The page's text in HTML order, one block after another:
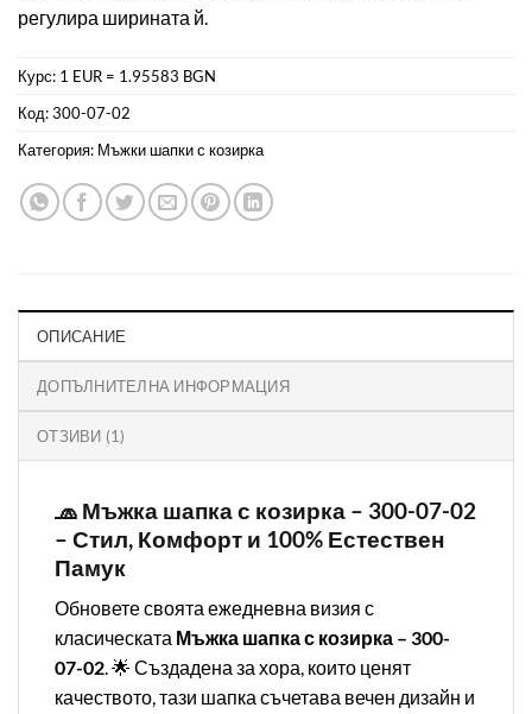
регулира ширината й.
Курс: 1 EUR = 1.95583 BGN
Код:300-07-02
Категория: Мъжки шапки с козирка
ОПИСАНИЕ
ДОПЪЛНИТЕЛНА ИНФОРМАЦИЯ
ОТЗИВИ (1)
🧢 Мъжка шапка с козирка – 300-07-02
– Стил, Комфорт и 100% Естествен
Памук
Обновете своята ежедневна визия с
класическата Мъжка шапка с козирка – 300-
07-02. 🌟 Създадена за хора, които ценят
качеството, тази шапка съчетава вечен дизайн и